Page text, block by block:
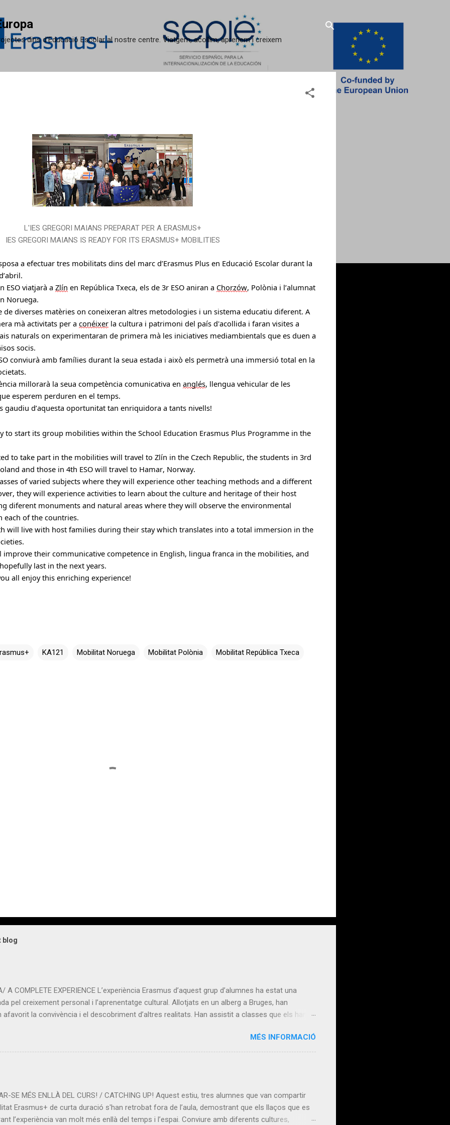
dins d'Educació Escolar al nostre centre. Viatgem, acollim, aprenem i creixem
L'IES GREGORI MAIANS PREPARAT PER A ERASMUS+
IES GREGORI MAIANS IS READY FOR ITS ERASMUS+ MOBILITIES
a efectuar tres mobilitats dins del marc d’Erasmus Plus en Educació Escolar durant la
ESO viatjarà a Zlín en República Txeca, els de 3r ESO aniran a Chorzów, Polònia i l’alumnat
Noruega.
de diverses matèries on coneixeran altres metodologies i un sistema educatiu diferent. A
mà activitats per a conéixer la cultura i patrimoni del país d'acollida i faran visites a
naturals on experimentaran de primera mà les iniciatives mediambientals que es duen a
socis.
conviurà amb famílies durant la seua estada i això els permetrà una immersió total en la
.
millorarà la seua competència comunicativa en anglés, llengua vehicular de les
esperem perduren en el temps.
gaudiu d’aquesta oportunitat tan enriquidora a tants nivells!
to start its group mobilities within the School Education Erasmus Plus Programme in the
to take part in the mobilities will travel to Zlín in the Czech Republic, the students in 3rd
and those in 4th ESO will travel to Hamar, Norway.
of varied subjects where they will experience other teaching methods and a different
they will experience activities to learn about the culture and heritage of their host
diferent monuments and natural areas where they will observe the environmental
each of the countries.
will live with host families during their stay which translates into a total immersion in the
improve their communicative competence in English, lingua franca in the mobilities, and
last in the next years.
all enjoy this enriching experience!
KA121 Mobilitat Noruega Mobilitat Polònia Mobilitat República Txeca
blog
A COMPLETE EXPERIENCE L’experiència Erasmus d’aquest grup d’alumnes ha estat una
pel creixement personal i l’aprenentatge cultural. Allotjats en un alberg a Bruges, han
la convivència i el descobriment d’altres realitats. Han assistit a classes que els han
i la cultura belgues. Una experiència intensa que ha ampliat els seus horitzons tant
encantats Gràcies al centre @clwbrugge i @sepie_gob per fer-ho possible! The
Bruges , they have shared experiences that have fostered coexistence and the discover...
MÉS INFORMACIÓ
SE MÉS ENLLÀ DEL CURS! / CATCHING UP! Aquest estiu, tres alumnes que van compartir
Erasmus+ de curta duració s'han retrobat fora de l’aula, demostrant que els llaços que es
l’experiència van molt més enllà del temps i l’espai. Conviure amb diferents cultures,